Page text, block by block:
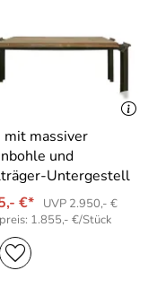
mit massiver
und
Untergestell
€*
UVP 2.950,- €
1.855,- €/Stück